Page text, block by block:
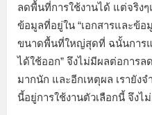
ลดพื้นที่การใช้งานได้ แต่จริง
ข้อมูลที่อยู่ใน “เอกสารและข้อ
ขนาดพื้นที่ใหญ่สุดที่ ฉนั้นการแ
ได้ใช้ออก” จึงไม่มีผลต่อการ
มากนัก และอีกเหตุผล เรายัง
นี้อยู่การใช้งานตัวเลือกนี้ จึงไ